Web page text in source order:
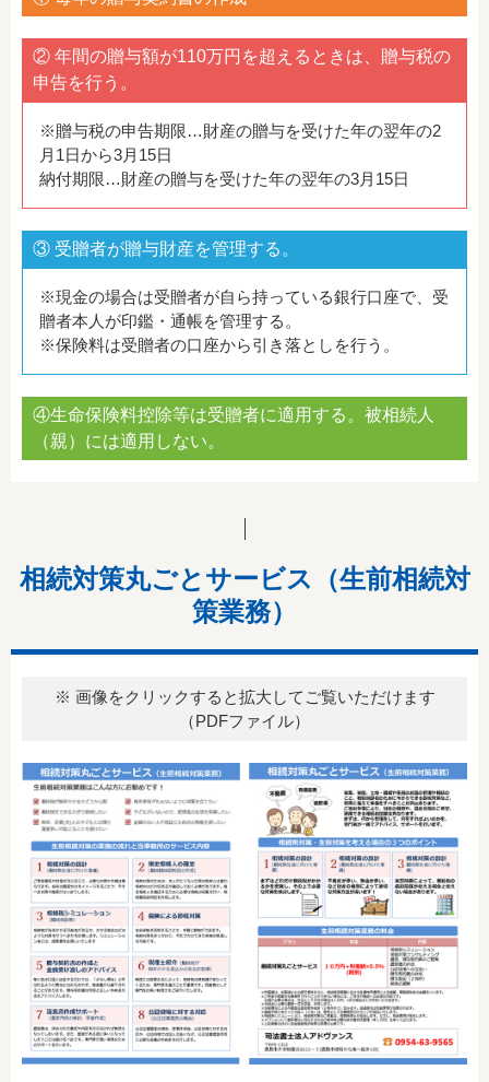
② 年間の贈与額が110万円を超えるときは、贈与税の
申告を行う。
※贈与税の申告期限…財産の贈与を受けた年の翌年の2
月1日から3月15日
納付期限…財産の贈与を受けた年の翌年の3月15日
③ 受贈者が贈与財産を管理する。
※現金の場合は受贈者が自ら持っている銀行口座で、受
贈者本人が印鑑・通帳を管理する。
※保険料は受贈者の口座から引き落としを行う。
④生命保険料控除等は受贈者に適用する。被相続人
（親）には適用しない。
相続対策丸ごとサービス（生前相続対
策業務）
※ 画像をクリックすると拡大してご覧いただけます
（PDFファイル）